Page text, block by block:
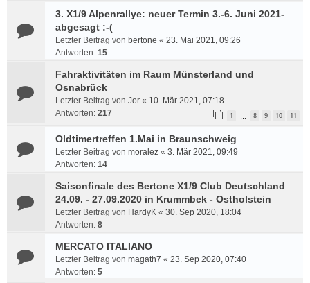
3. X1/9 Alpenrallye: neuer Termin 3.-6. Juni 2021-
abgesagt :-(
Letzter Beitrag von bertone « 23. Mai 2021, 09:26
Antworten: 15
Fahraktivitäten im Raum Münsterland und
Osnabrück
Letzter Beitrag von Jor « 10. Mär 2021, 07:18
Antworten: 217 1 8 9 10 11
Oldtimertreffen 1.Mai in Braunschweig
Letzter Beitrag von moralez « 3. Mär 2021, 09:49
Antworten: 14
Saisonfinale des Bertone X1/9 Club Deutschland
24.09. - 27.09.2020 in Krummbek - Ostholstein
Letzter Beitrag von HardyK « 30. Sep 2020, 18:04
Antworten: 8
MERCATO ITALIANO
Letzter Beitrag von magath7 « 23. Sep 2020, 07:40
Antworten: 5